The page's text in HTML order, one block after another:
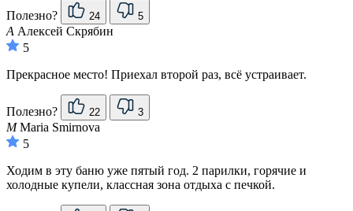
Полезно? 24 5
А Алексей Скрябин
5
Прекрасное место! Приехал второй раз, всё устраивает.
Полезно? 22 3
MMaria Smirnova
5
Ходим в эту баню уже пятый год. 2 парилки, горячие и
холодные купели, классная зона отдыха с печкой.